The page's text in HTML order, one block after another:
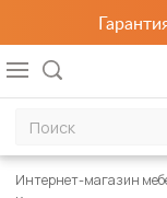
Интернет-магазин